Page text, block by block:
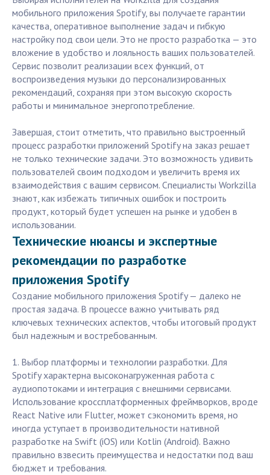
мобильного приложения Spotify, вы получаете гарантии
качества, оперативное выполнение задач и гибкую
настройку под свои цели. Это не просто разработка — это
вложение в удобство и лояльность ваших пользователей.
Сервис позволит реализации всех функций, от
воспроизведения музыки до персонализированных
рекомендаций, сохраняя при этом высокую скорость
работы и минимальное энергопотребление.
Завершая, стоит отметить, что правильно выстроенный
процесс разработки приложений Spotify на заказ решает
не только технические задачи. Это возможность удивить
пользователей своим подходом и увеличить время их
взаимодействия с вашим сервисом. Специалисты Workzilla
знают, как избежать типичных ошибок и построить
продукт, который будет успешен на рынке и удобен в
использовании.
Технические нюансы и экспертные
рекомендации по разработке
приложения Spotify
Создание мобильного приложения Spotify — далеко не
простая задача. В процессе важно учитывать ряд
ключевых технических аспектов, чтобы итоговый продукт
был надежным и востребованным.
1. Выбор платформы и технологии разработки. Для
Spotify характерна высоконагруженная работа с
аудиопотоками и интеграция с внешними сервисами.
Использование кроссплатформенных фреймворков, вроде
React Native или Flutter, может сэкономить время, но
иногда уступает в производительности нативной
разработке на Swift (iOS) или Kotlin (Android). Важно
правильно взвесить преимущества и недостатки под ваш
бюджет и требования.